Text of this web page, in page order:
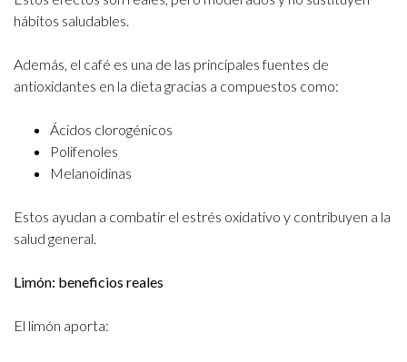
hábitos saludables.
Además, el café es una de las principales fuentes de
antioxidantes en la dieta gracias a compuestos como:
Ácidos clorogénicos
Polifenoles
Melanoidinas
Estos ayudan a combatir el estrés oxidativo y contribuyen a la
salud general.
Limón: beneficios reales
El limón aporta: